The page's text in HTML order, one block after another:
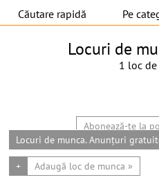
Căutare rapidă Pe
Locuri de
1 loc
Abonează-te la
Locuri de munca. Anunțuri
+ Adaugă loc de munca »